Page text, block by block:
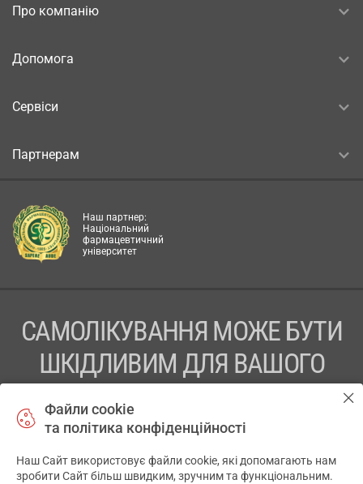
Про компанію
Допомога
Сервіси
Партнерам
Наш партнер:
Національний
фармацевтичний
університет
САМОЛІКУВАННЯ МОЖЕ БУТИ
ШКІДЛИВИМ ДЛЯ ВАШОГО
ПЕРЕД ЗАСТОСУВАННЯМ ПРЕПАРАТУ ПРОКОНСУЛЬТУЙТЕСЬ
Файли cookie
та політика конфіденційності
Наш Сайт використовує файли cookie, які допомагають нам
зробити Сайт більш швидким, зручним та функціональним.
✕